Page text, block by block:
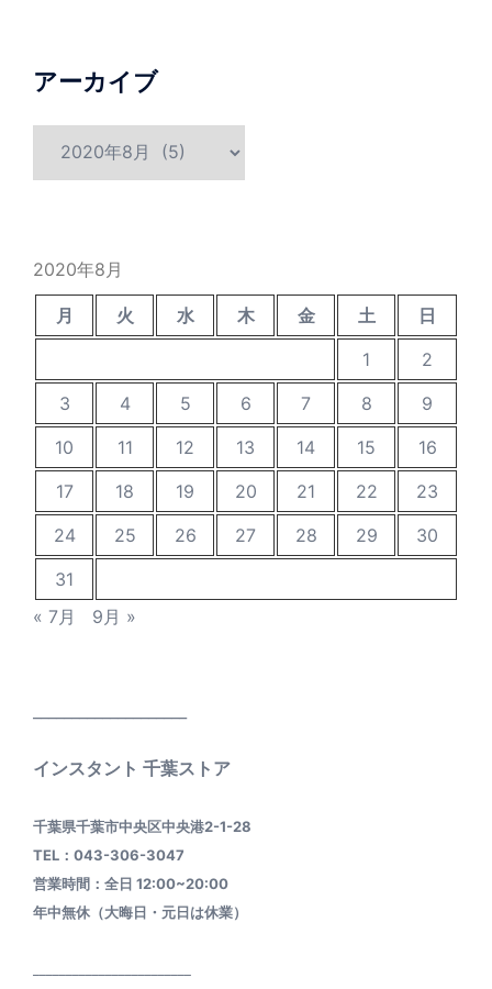
アーカイブ
2020年8月
月 火 水 木 金 土
日
1
2
3
4 5 6 7 8
9
10
11 12 13 14 15
16
17
18 19 20 21 22
23
24
25 26 27 28 29
30
31
« 7月
9月 »
インスタント 千葉ストア
千葉県千葉市中央区中央港2-1-28
TEL：043-306-3047
営業時間：全日 12:00~20:00
年中無休（大晦日・元日は休業）